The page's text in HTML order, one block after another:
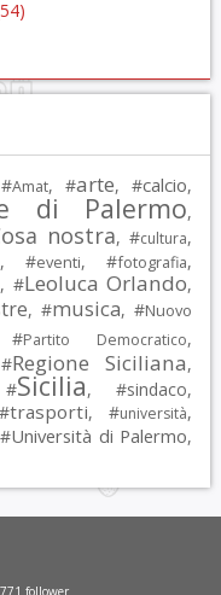
Amat, #arte, #calcio,
di Palermo,
nostra, #cultura,
, #eventi, #fotografia,
, #Leoluca Orlando,
, #musica, #Nuovo
Partito Democratico,
Regione Siciliana,
Sicilia, #sindaco,
trasporti, #università,
Università di Palermo,
follower